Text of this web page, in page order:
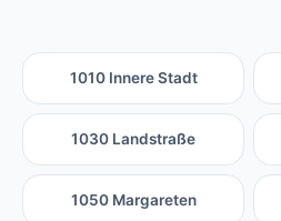
1010 Innere Stadt
1030 Landstraße
1050 Margareten